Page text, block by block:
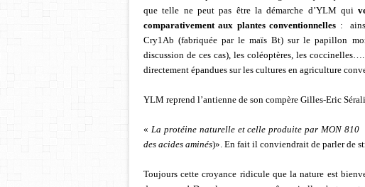
que telle ne peut pas être la démarche d’YLM qui
comparativement aux plantes conventionnelles :
Cry1Ab (fabriquée par le maïs Bt) sur le papillon
discussion de ces cas), les coléoptères, les coccinelles….
directement épandues sur les cultures en agriculture
YLM reprend l’antienne de son compère Gilles-Eric
« La protéine naturelle et celle produite par MON 810
des acides aminés)». En fait il conviendrait de parler de
Toujours cette croyance ridicule que la nature est